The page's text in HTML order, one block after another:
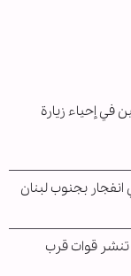
في إحياء زيارة
بجنوب لبنان
تنشر قوات قرب